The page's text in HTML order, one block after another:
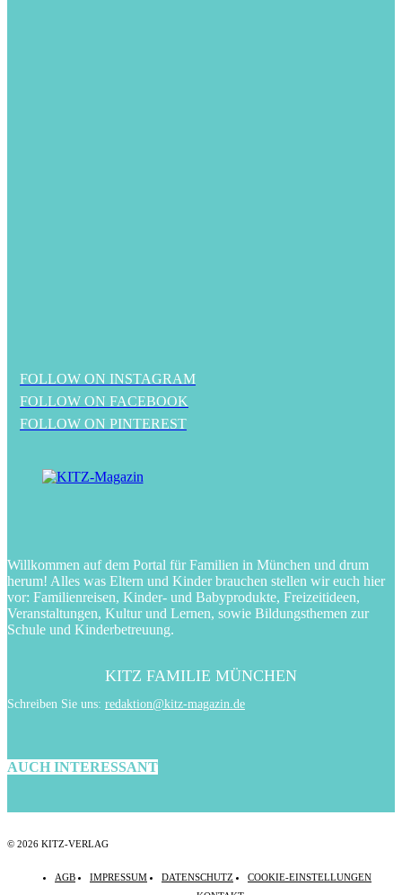
FOLLOW ON INSTAGRAM
FOLLOW ON FACEBOOK
FOLLOW ON PINTEREST
Willkommen auf dem Portal für Familien in München und drum
herum! Alles was Eltern und Kinder brauchen stellen wir euch hier
vor: Familienreisen, Kinder- und Babyprodukte, Freizeitideen,
Veranstaltungen, Kultur und Lernen, sowie Bildungsthemen zur
Schule und Kinderbetreuung.
KITZ FAMILIE MÜNCHEN
Schreiben Sie uns: redaktion@kitz-magazin.de
AUCH INTERESSANT
© 2026 KITZ-VERLAG
AGB IMPRESSUM DATENSCHUTZ
COOKIE-EINSTELLUNGEN